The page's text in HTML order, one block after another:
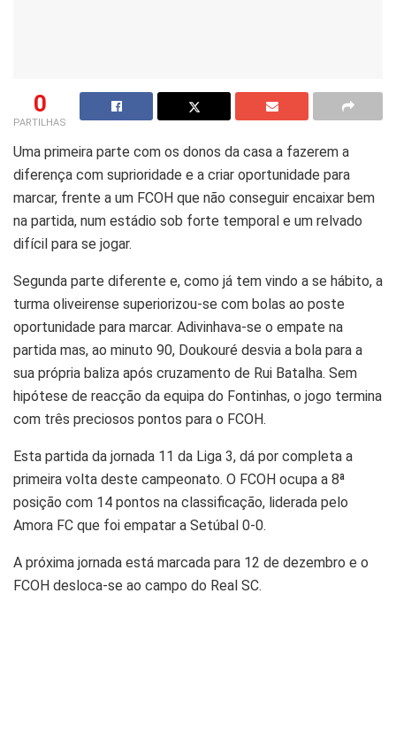
0
PARTILHAS
Uma primeira parte com os donos da casa a fazerem a
diferença com suprioridade e a criar oportunidade para
marcar, frente a um FCOH que não conseguir encaixar bem
na partida, num estádio sob forte temporal e um relvado
difícil para se jogar.
Segunda parte diferente e, como já tem vindo a se hábito, a
turma oliveirense superiorizou-se com bolas ao poste
oportunidade para marcar. Adivinhava-se o empate na
partida mas, ao minuto 90, Doukouré desvia a bola para a
sua própria baliza após cruzamento de Rui Batalha. Sem
hipótese de reacção da equipa do Fontinhas, o jogo termina
com três preciosos pontos para o FCOH.
Esta partida da jornada 11 da Liga 3, dá por completa a
primeira volta deste campeonato. O FCOH ocupa a 8ª
posição com 14 pontos na classificação, liderada pelo
Amora FC que foi empatar a Setúbal 0-0.
A próxima jornada está marcada para 12 de dezembro e o
FCOH desloca-se ao campo do Real SC.